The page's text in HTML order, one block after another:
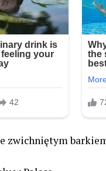
zwichniętym